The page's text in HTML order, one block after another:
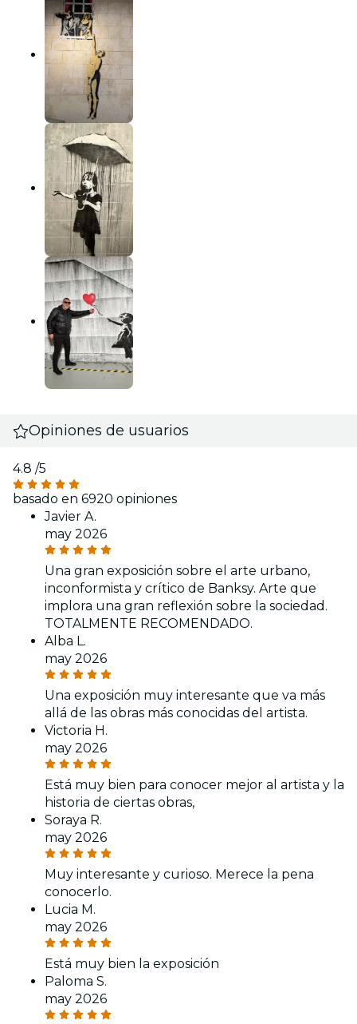
Opiniones de usuarios
4.8 /5
basado en 6920 opiniones
Javier A.
may 2026
Una gran exposición sobre el arte urbano,
inconformista y crítico de Banksy. Arte que
implora una gran reflexión sobre la sociedad.
TOTALMENTE RECOMENDADO.
Alba L.
may 2026
Una exposición muy interesante que va más
allá de las obras más conocidas del artista.
Victoria H.
may 2026
Está muy bien para conocer mejor al artista y la
historia de ciertas obras,
Soraya R.
may 2026
Muy interesante y curioso. Merece la pena
conocerlo.
Lucia M.
may 2026
Está muy bien la exposición
Paloma S.
may 2026